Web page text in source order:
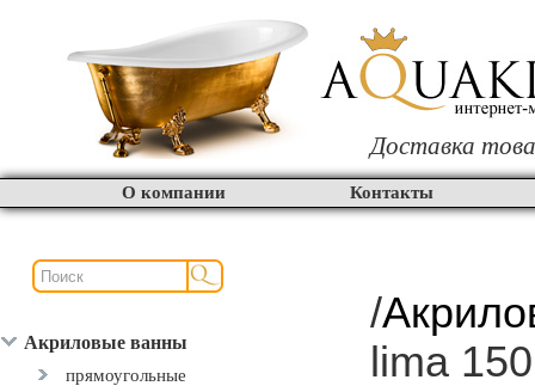
Доставка
О компании Контакты
Акриловые ванны
прямоугольные
/
lima